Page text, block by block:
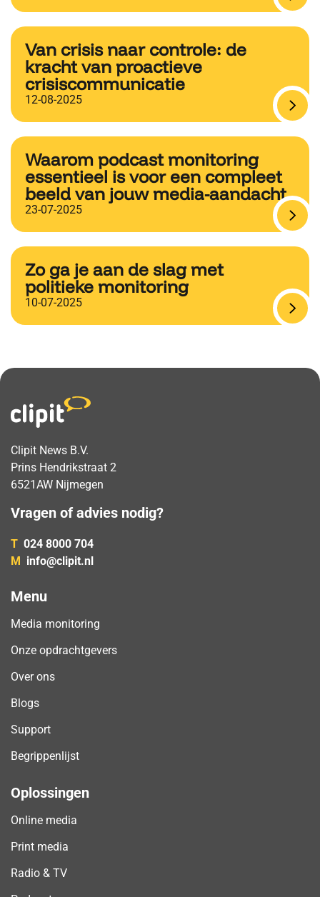
Van crisis naar controle: de
kracht van proactieve
crisiscommunicatie
12-08-2025
Waarom podcast monitoring
essentieel is voor een compleet
beeld van jouw media-aandacht
23-07-2025
Zo ga je aan de slag met
politieke monitoring
10-07-2025
Clipit News B.V.
Prins Hendrikstraat 2
6521AW Nijmegen
Vragen of advies nodig?
T 024 8000 704
M info@clipit.nl
Menu
Media monitoring
Onze opdrachtgevers
Over ons
Blogs
Support
Begrippenlijst
Oplossingen
Online media
Print media
Radio & TV